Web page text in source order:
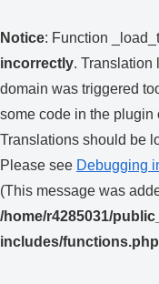
Notice: Function
incorrectly. Translation
domain was triggered
some code in the plugin
Translations should be
Please see Debugging
(This message was
/home/r4285031/
includes/functions.php